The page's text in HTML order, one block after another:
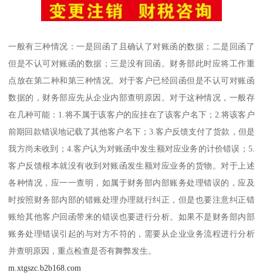
一般有三种情况：一是回函了且确认了对账函的数据；二是回函了
但是不认可对账函的数据；三是没有回函。财务部此时应将工作重
点放在第二种和第三种情况。对于客户已经回函但是不认可对账函
数据的，财务部应先从企业内部查明原因。对于这种情况，一般存
在几种可能：1.将不属于该客户的应挂在了该客户名下；2.将该客户
前期回款错误地记载了其他客户名下；3.客户反馈支付了货款，但是
我方尚未收到；4.客户认为对账函中发生额对应业务的计价错误；5.
客户反馈根本就没有收到对账函发生额对应业务的货物。对于上述
各种情况，应一一查明，如属于财务部内部账务处理错误的，应及
时按照财务部内部的错账处理办理就行纠正，但是也要注意纠正错
账给其他客户回函带来的错误也要进行分析。如果不是财务部内部
账务处理错误引起的与对方不符的，需要从企业业务流程进行分析
并查明原因，重点检查是否有舞弊发生。
m.xtgszc.b2b168.com